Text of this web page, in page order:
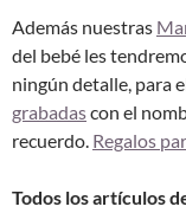
Además nuestras
del bebé les
ningún detalle, para
grabadascon el
recuerdo. Regalos
Todos los artículos